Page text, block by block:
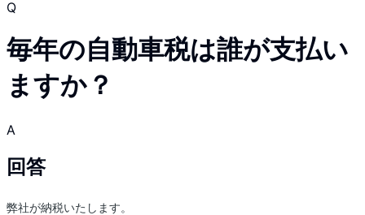
Q
毎年の自動車税は誰が支払い
ますか？
A
回答
弊社が納税いたします。